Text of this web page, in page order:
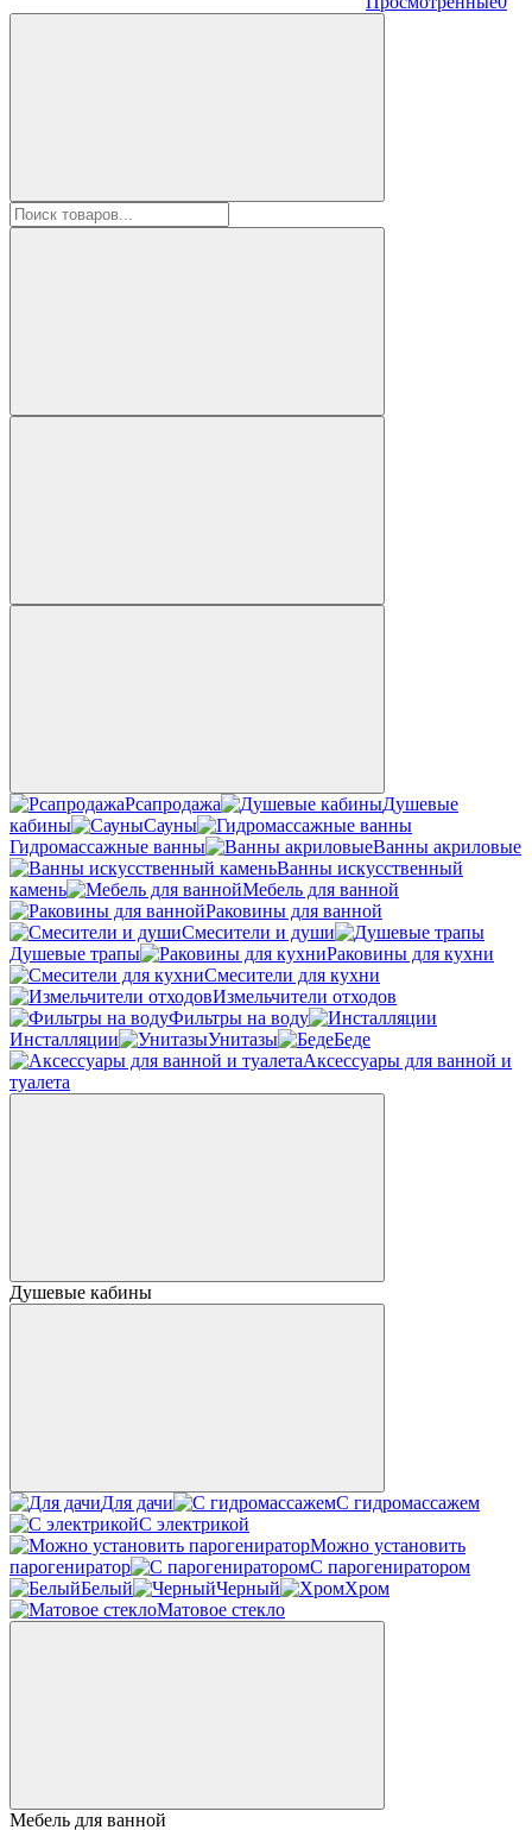
Рсапродажа
Душевые
кабины
Сауны
Гидромассажные ванны
Ванны акриловые
Ванны искусственный
камень
Мебель для ванной
Раковины для ванной
Смесители и души
Душевые трапы
Раковины для кухни
Смесители для кухни
Измельчители отходов
Фильтры на воду
Инсталляции
Унитазы
Беде
Аксессуары для ванной и
туалета
Душевые кабины
Для дачи
С гидромассажем
С электрикой
Можно установить
парогениратор
С парогениратором
Белый
Черный
Хром
Матовое стекло
Мебель для ванной